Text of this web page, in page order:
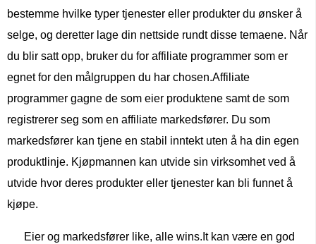
bestemme hvilke typer tjenester eller produkter du ønsker å
selge, og deretter lage din nettside rundt disse temaene. Når
du blir satt opp, bruker du for affiliate programmer som er
egnet for den målgruppen du har chosen.Affiliate
programmer gagne de som eier produktene samt de som
registrerer seg som en affiliate markedsfører. Du som
markedsfører kan tjene en stabil inntekt uten å ha din egen
produktlinje. Kjøpmannen kan utvide sin virksomhet ved å
utvide hvor deres produkter eller tjenester kan bli funnet å
kjøpe.
Eier og markedsfører like, alle wins.It kan være en god